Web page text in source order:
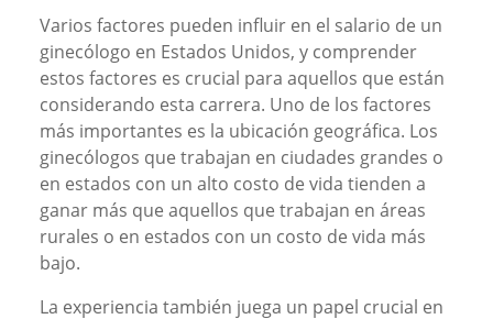
Varios factores pueden influir en el salario de un
ginecólogo en Estados Unidos, y comprender
estos factores es crucial para aquellos que están
considerando esta carrera. Uno de los factores
más importantes es la ubicación geográfica. Los
ginecólogos que trabajan en ciudades grandes o
en estados con un alto costo de vida tienden a
ganar más que aquellos que trabajan en áreas
rurales o en estados con un costo de vida más
bajo.
La experiencia también juega un papel crucial en